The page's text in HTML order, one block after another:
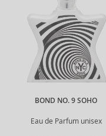
BOND NO. 9 SOHO
Eau de Parfum unisex